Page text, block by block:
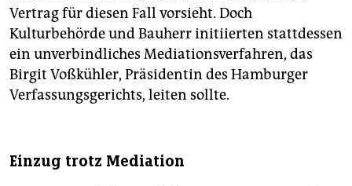
Vertrag für diesen Fall vorsieht. Doch
Kulturbehörde und Bauherr initiierten stattdessen
ein unverbindliches Mediationsverfahren, das
Birgit­ Voßkühler, Präsidentin des Hamburger
Verfassungsgerichts, leiten sollte.
Einzug trotz Mediation